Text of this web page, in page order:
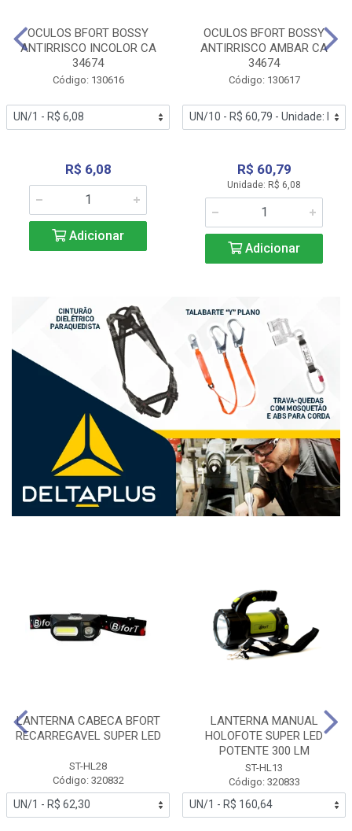
OCULOS BFORT BOSSY
ANTIRRISCO INCOLOR CA
34674
Código: 130616
R$ 6,08
Adicionar
OCULOS BFORT BOSSY
ANTIRRISCO AMBAR CA
34674
Código: 130617
R$ 60,79
Unidade: R$ 6,08
Adicionar
LANTERNA CABECA BFORT
RECARREGAVEL SUPER LED
ST-HL28
Código: 320832
LANTERNA MANUAL
HOLOFOTE SUPER LED
POTENTE 300 LM
ST-HL13
Código: 320833